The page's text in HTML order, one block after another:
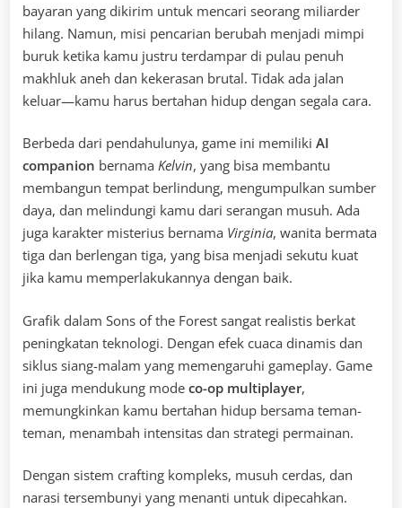
bayaran yang dikirim untuk mencari seorang miliarder
hilang. Namun, misi pencarian berubah menjadi mimpi
buruk ketika kamu justru terdampar di pulau penuh
makhluk aneh dan kekerasan brutal. Tidak ada jalan
keluar—kamu harus bertahan hidup dengan segala cara.
Berbeda dari pendahulunya, game ini memiliki AI
companion bernama Kelvin, yang bisa membantu
membangun tempat berlindung, mengumpulkan sumber
daya, dan melindungi kamu dari serangan musuh. Ada
juga karakter misterius bernama Virginia, wanita bermata
tiga dan berlengan tiga, yang bisa menjadi sekutu kuat
jika kamu memperlakukannya dengan baik.
Grafik dalam Sons of the Forest sangat realistis berkat
peningkatan teknologi. Dengan efek cuaca dinamis dan
siklus siang-malam yang memengaruhi gameplay. Game
ini juga mendukung mode co-op multiplayer,
memungkinkan kamu bertahan hidup bersama teman-
teman, menambah intensitas dan strategi permainan.
Dengan sistem crafting kompleks, musuh cerdas, dan
narasi tersembunyi yang menanti untuk dipecahkan.